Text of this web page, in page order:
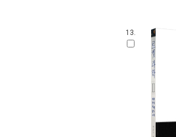
13.